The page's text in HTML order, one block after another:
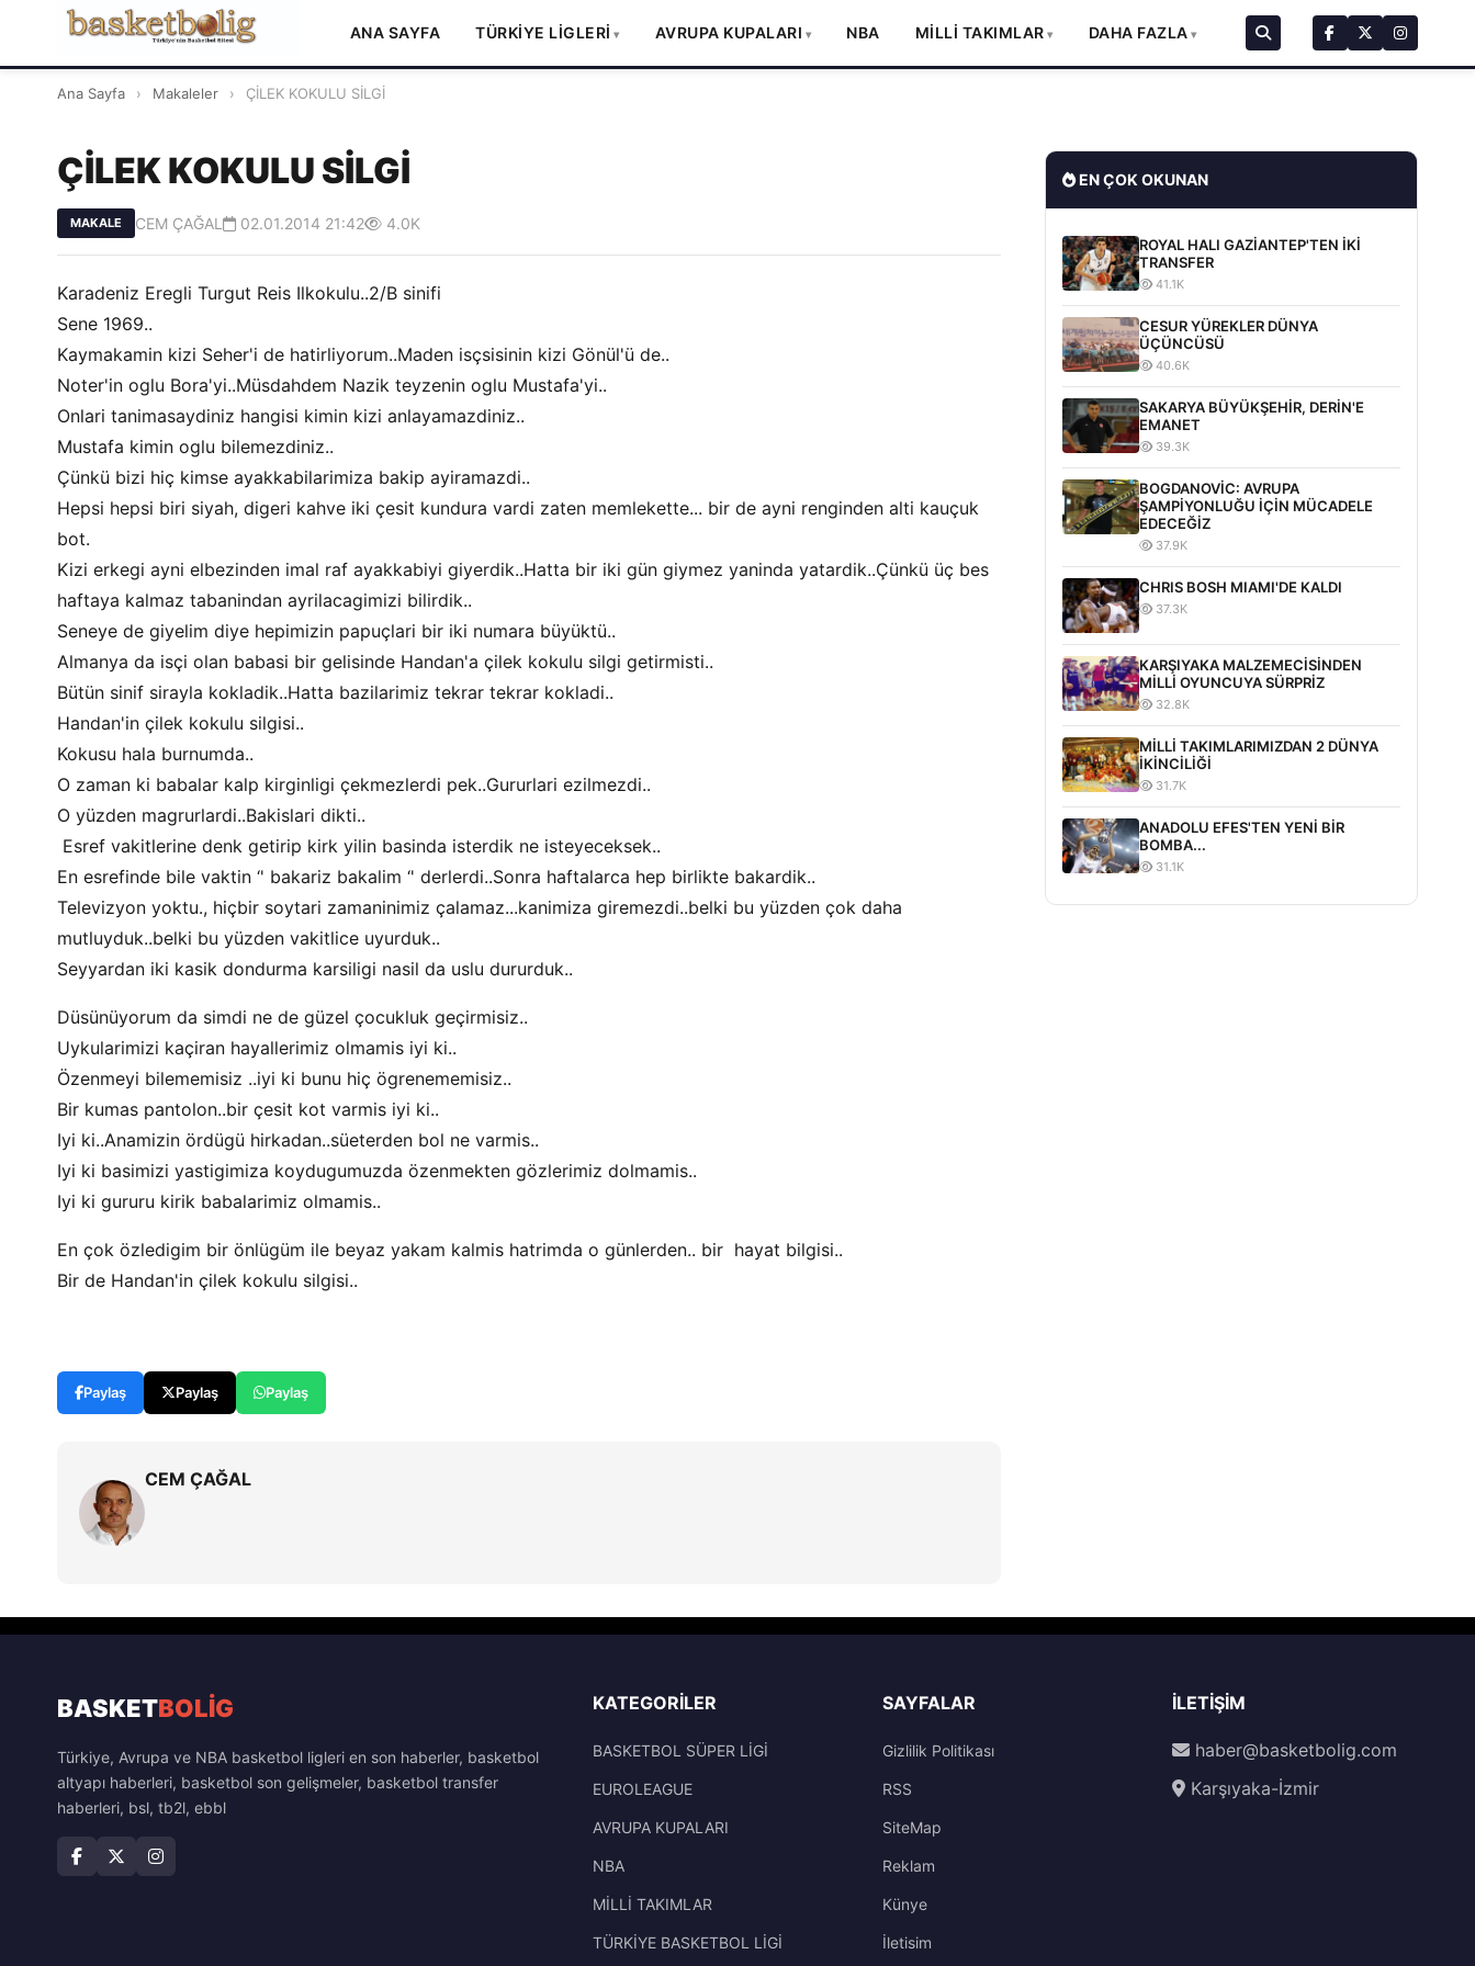
ANA SAYFA TÜRKİYE LİGLERİ AVRUPA KUPALARI NBA MİLLİ TAKIMLAR DAHA FAZLA
Ana Sayfa › Makaleler › ÇİLEK KOKULU SİLGİ
ÇİLEK KOKULU SİLGİ
MAKALE CEM ÇAĞAL 02.01.2014 21:42 4.0K
Karadeniz Eregli Turgut Reis Ilkokulu..2/B sinifi
Sene 1969..
Kaymakamin kizi Seher'i de hatirliyorum..Maden isçsisinin kizi Gönül'ü de..
Noter'in oglu Bora'yi..Müsdahdem Nazik teyzenin oglu Mustafa'yi..
Onlari tanimasaydiniz hangisi kimin kizi anlayamazdiniz..
Mustafa kimin oglu bilemezdiniz..
Çünkü bizi hiç kimse ayakkabilarimiza bakip ayiramazdi..
Hepsi hepsi biri siyah, digeri kahve iki çesit kundura vardi zaten memlekette... bir de ayni renginden alti kauçuk
bot.
Kizi erkegi ayni elbezinden imal raf ayakkabiyi giyerdik..Hatta bir iki gün giymez yaninda yatardik..Çünkü üç bes
haftaya kalmaz tabanindan ayrilacagimizi bilirdik..
Seneye de giyelim diye hepimizin papuçlari bir iki numara büyüktü..
Almanya da isçi olan babasi bir gelisinde Handan'a çilek kokulu silgi getirmisti..
Bütün sinif sirayla kokladik..Hatta bazilarimiz tekrar tekrar kokladi..
Handan'in çilek kokulu silgisi..
Kokusu hala burnumda..
O zaman ki babalar kalp kirginligi çekmezlerdi pek..Gururlari ezilmezdi..
O yüzden magrurlardi..Bakislari dikti..
Esref vakitlerine denk getirip kirk yilin basinda isterdik ne isteyeceksek..
En esrefinde bile vaktin ‘' bakariz bakalim ‘' derlerdi..Sonra haftalarca hep birlikte bakardik..
Televizyon yoktu., hiçbir soytari zamaninimiz çalamaz...kanimiza giremezdi..belki bu yüzden çok daha
mutluyduk..belki bu yüzden vakitlice uyurduk..
Seyyardan iki kasik dondurma karsiligi nasil da uslu dururduk..
Düsünüyorum da simdi ne de güzel çocukluk geçirmisiz..
Uykularimizi kaçiran hayallerimiz olmamis iyi ki..
Özenmeyi bilememisiz ..iyi ki bunu hiç ögrenememisiz..
Bir kumas pantolon..bir çesit kot varmis iyi ki..
Iyi ki..Anamizin ördügü hirkadan..süeterden bol ne varmis..
Iyi ki basimizi yastigimiza koydugumuzda özenmekten gözlerimiz dolmamis..
Iyi ki gururu kirik babalarimiz olmamis..
En çok özledigim bir önlügüm ile beyaz yakam kalmis hatrimda o günlerden.. bir hayat bilgisi..
Bir de Handan'in çilek kokulu silgisi..
Paylaş Paylaş Paylaş
CEM ÇAĞAL
EN ÇOK OKUNAN
ROYAL HALI GAZİANTEP'TEN İKİ
TRANSFER
41.1K
CESUR YÜREKLER DÜNYA
ÜÇÜNCÜSÜ
40.6K
SAKARYA BÜYÜKŞEHİR, DERİN'E
EMANET
39.3K
BOGDANOVİC: AVRUPA
ŞAMPİYONLUĞU İÇİN MÜCADELE
EDECEĞİZ
37.9K
CHRIS BOSH MIAMI'DE KALDI
37.3K
KARŞIYAKA MALZEMECİSİNDEN
MİLLİ OYUNCUYA SÜRPRİZ
32.8K
MİLLİ TAKIMLARIMIZDAN 2 DÜNYA
İKİNCİLİĞİ
31.7K
ANADOLU EFES'TEN YENİ BİR
BOMBA...
31.1K
BASKETBOLİG
Türkiye, Avrupa ve NBA basketbol ligleri en son haberler, basketbol
altyapı haberleri, basketbol son gelişmeler, basketbol transfer
haberleri, bsl, tb2l, ebbl
KATEGORILER
BASKETBOL SÜPER LİGİ
EUROLEAGUE
AVRUPA KUPALARI
NBA
MİLLİ TAKIMLAR
TÜRKİYE BASKETBOL LİGİ
SAYFALAR
Gizlilik Politikası
RSS
SiteMap
Reklam
Künye
İletisim
İLETIŞIM
haber@basketbolig.com
Karşıyaka-İzmir